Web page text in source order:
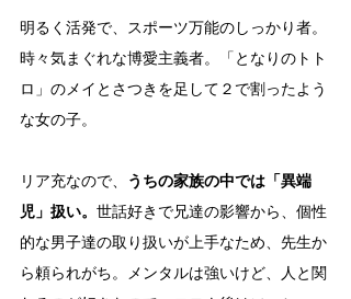
明るく活発で、スポーツ万能のしっかり者。
時々気まぐれな博愛主義者。「となりのトト
ロ」のメイとさつきを足して２で割ったよう
な女の子。
リア充なので、
うちの家族の中では「異端
児」扱い。 世話好きで兄達の影響から、個性
的な男子達の取り扱いが上手なため、先生か
ら頼られがち。メンタルは強いけど、人と関